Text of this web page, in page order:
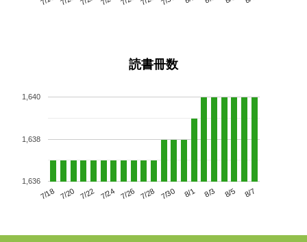
読書冊数
7/18 7/20 7/22 7/24 7/26 7/28 7/30 8/1 8/3 8/5 8/7
1,636
1,638
1,640